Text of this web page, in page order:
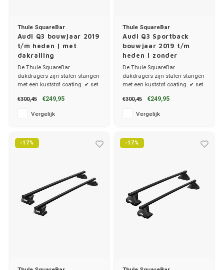
Thule SquareBar
Audi Q3 bouwjaar 2019
t/m heden | met
dakrailing
De Thule SquareBar
dakdragers zijn stalen stangen
met een kuststof coating. ✔ set
3.2cm
€300,45 €249,95
Vergelijk
Thule SquareBar
Audi Q3 Sportback
bouwjaar 2019 t/m
heden | zonder
dakrailing
De Thule SquareBar
dakdragers zijn stalen stangen
met een kuststof coating. ✔ set
3.2cm
€300,45 €249,95
Vergelijk
-17% -17%